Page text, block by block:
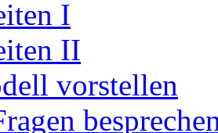
I
II
vorstellen